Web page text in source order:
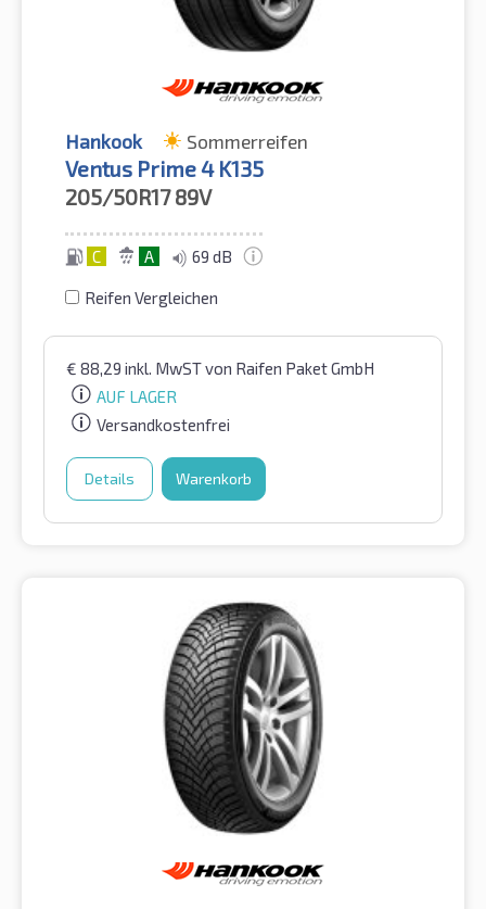
Hankook Sommerreifen
Ventus Prime 4 K135
205/50R17 89V
C A 69 dB
Reifen Vergleichen
€ 88,29 inkl. MwSTvon Raifen Paket GmbH
AUF LAGER
Versandkostenfrei
Details Warenkorb